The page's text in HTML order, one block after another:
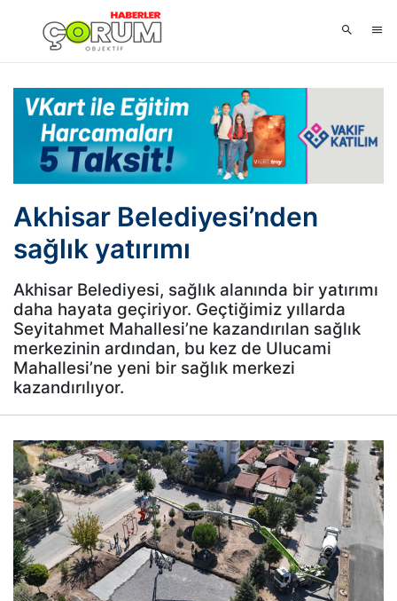
Akhisar Belediyesi’nden
sağlık yatırımı
Akhisar Belediyesi, sağlık alanında bir yatırımı
daha hayata geçiriyor. Geçtiğimiz yıllarda
Seyitahmet Mahallesi’ne kazandırılan sağlık
merkezinin ardından, bu kez de Ulucami
Mahallesi’ne yeni bir sağlık merkezi
kazandırılıyor.